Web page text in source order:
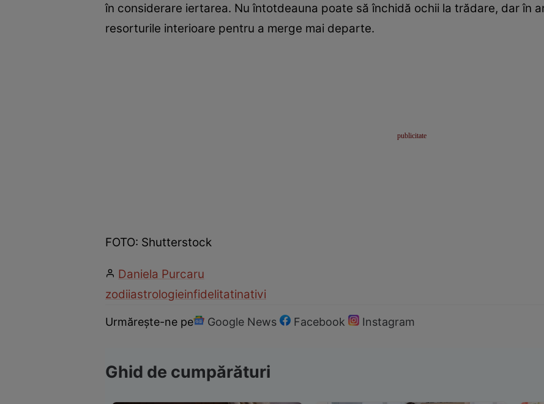
în considerare iertarea. Nu întotdeauna poate să închidă ochii la trădare, dar în
resorturile interioare pentru a merge mai departe.
FOTO: Shutterstock
Daniela Purcaru
zodiiastrologieinfidelitatinativi
Urmărește-ne pe Google News Facebook Instagram
Ghid de cumpărături